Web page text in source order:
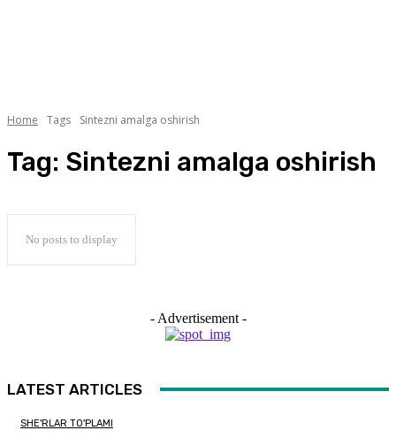
Home Tags Sintezni amalga oshirish
Tag: Sintezni amalga oshirish
No posts to display
- Advertisement -
LATEST ARTICLES
SHE'RLAR TO'PLAMI